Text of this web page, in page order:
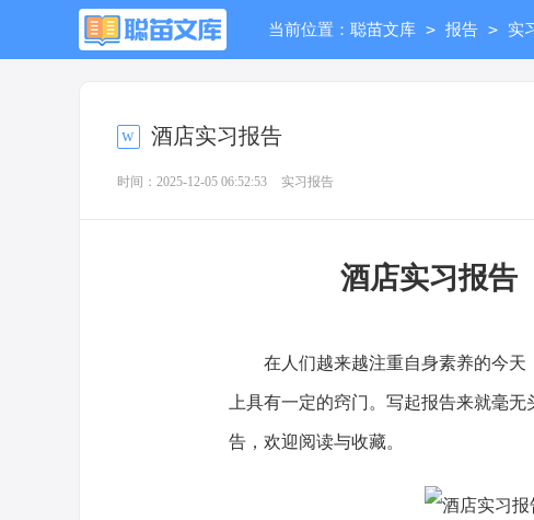
当前位置： 聪苗文库 > 报告 > 实
酒店实习报告
时间：2025-12-05 06:52:53 实习报告
酒店实习报
在人们越来越注重自身素养的今天
上具有一定的窍门。写起报告来就毫
告，欢迎阅读与收藏。